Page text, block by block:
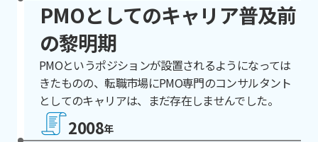
PMOとしてのキャリア普及前
の黎明期
PMOというポジションが設置されるようになっては
きたものの、転職市場にPMO専門のコンサルタント
としてのキャリアは、まだ存在しませんでした。
2008年